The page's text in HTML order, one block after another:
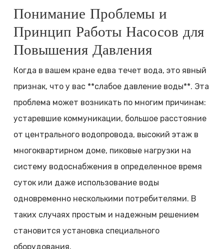
Понимание Проблемы и
Принцип Работы Насосов для
Повышения Давления
Когда в вашем кране едва течет вода, это явный
признак, что у вас **слабое давление воды**. Эта
проблема может возникать по многим причинам:
устаревшие коммуникации, большое расстояние
от центрального водопровода, высокий этаж в
многоквартирном доме, пиковые нагрузки на
систему водоснабжения в определенное время
суток или даже использование воды
одновременно несколькими потребителями. В
таких случаях простым и надежным решением
становится установка специального
оборудования.